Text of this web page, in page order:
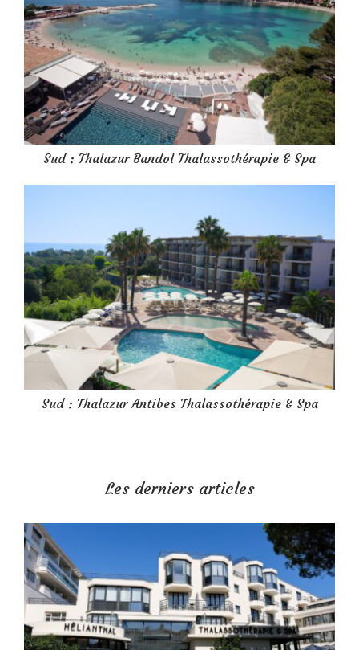
Sud : Thalazur Bandol Thalassothérapie & Spa
Sud : Thalazur Antibes Thalassothérapie & Spa
Les derniers articles